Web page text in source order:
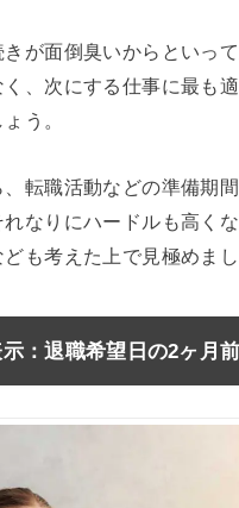
きが面倒臭いからといっ
、次にする仕事に最も
う。
転職活動などの準備期
れなりにハードルも高く
も考えた上で見極めまし
：退職希望日の2ヶ月前